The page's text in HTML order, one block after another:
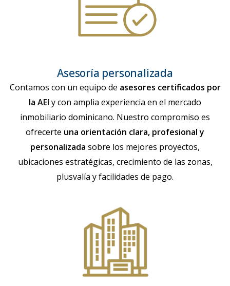
Asesoría personalizada
Contamos con un equipo de asesores certificados por
la AEI y con amplia experiencia en el mercado
inmobiliario dominicano. Nuestro compromiso es
ofrecerte una orientación clara, profesional y
personalizada sobre los mejores proyectos,
ubicaciones estratégicas, crecimiento de las zonas,
plusvalía y facilidades de pago.